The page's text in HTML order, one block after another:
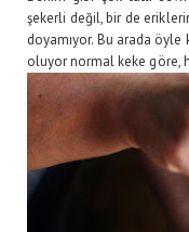
şekerli değil, bir de
doyamıyor. Bu arada
oluyor normal keke göre,